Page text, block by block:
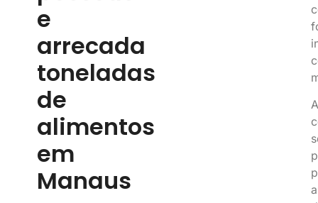
e
arrecada
toneladas
de
alimentos
em
Manaus